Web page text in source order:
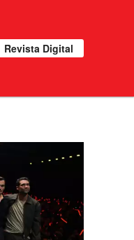
Revista Digital